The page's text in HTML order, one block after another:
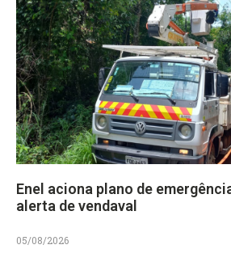
Enel aciona plano de
alerta de vendaval
05/08/2026